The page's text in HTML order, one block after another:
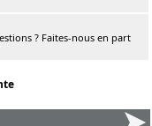
? Faites-nous en part